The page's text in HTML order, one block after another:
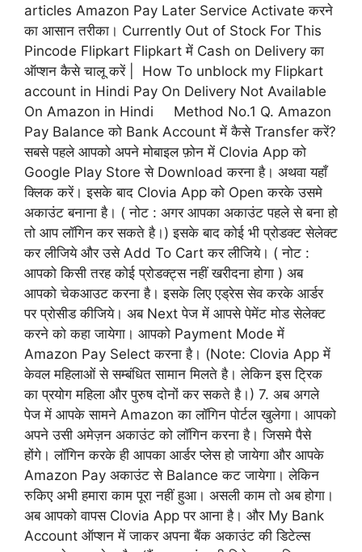
articles Amazon Pay Later Service Activate करने
का आसान तरीका। Currently Out of Stock For This
Pincode Flipkart Flipkart में Cash on Delivery का
ऑप्शन कैसे चालू करें | How To unblock my Flipkart
account in Hindi Pay On Delivery Not Available
On Amazon in Hindi Method No.1 Q. Amazon
Pay Balance को Bank Account में कैसे Transfer करें?
सबसे पहले आपको अपने मोबाइल फ़ोन में Clovia App को
Google Play Store से Download करना है। अथवा यहाँ
क्लिक करें। इसके बाद Clovia App को Open करके उसमे
अकाउंट बनाना है। ( नोट : अगर आपका अकाउंट पहले से बना हो
तो आप लॉगिन कर सकते है।) इसके बाद कोई भी प्रोडक्ट सेलेक्ट
कर लीजिये और उसे Add To Cart कर लीजिये। ( नोट :
आपको किसी तरह कोई प्रोडक्ट्स नहीं खरीदना होगा ) अब
आपको चेकआउट करना है। इसके लिए एड्रेस सेव करके आर्डर
पर प्रोसीड कीजिये। अब Next पेज में आपसे पेमेंट मोड सेलेक्ट
करने को कहा जायेगा। आपको Payment Mode में
Amazon Pay Select करना है। (Note: Clovia App में
केवल महिलाओं से सम्बंधित सामान मिलते है। लेकिन इस ट्रिक
का प्रयोग महिला और पुरुष दोनों कर सकते है।) 7. अब अगले
पेज में आपके सामने Amazon का लॉगिन पोर्टल खुलेगा। आपको
अपने उसी अमेज़न अकाउंट को लॉगिन करना है। जिसमे पैसे
होंगे। लॉगिन करके ही आपका आर्डर प्लेस हो जायेगा और आपके
Amazon Pay अकाउंट से Balance कट जायेगा। लेकिन
रुकिए अभी हमारा काम पूरा नहीं हुआ। असली काम तो अब होगा।
अब आपको वापस Clovia App पर आना है। और My Bank
Account ऑप्शन में जाकर अपना बैंक अकाउंट की डिटेल्स